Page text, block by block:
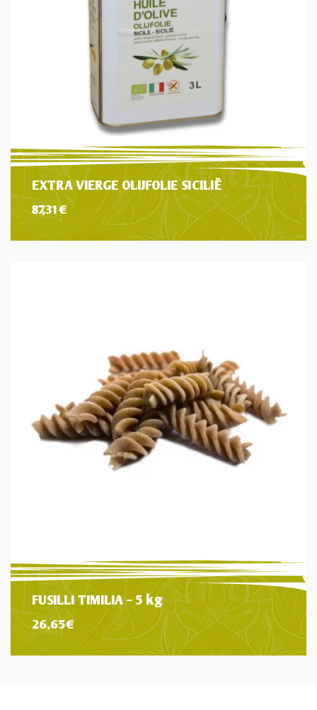
EXTRA VIERGE OLIJFOLIE SICILIË
87,31€
FUSILLI TIMILIA – 5 kg
26,65€